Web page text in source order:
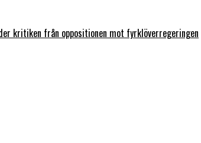
kritiken från oppositionen mot fyrklöverregeringen